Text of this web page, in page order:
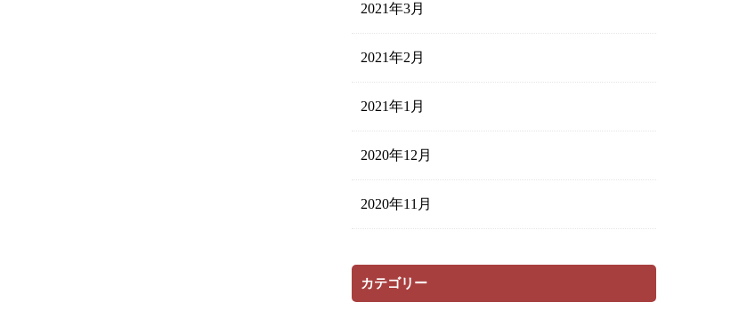
2021年3月
2021年2月
2021年1月
2020年12月
2020年11月
カテゴリー